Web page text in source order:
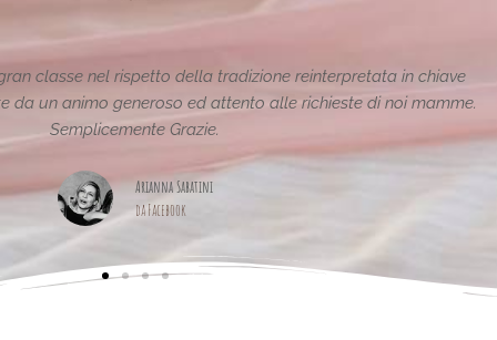
e uniche..raffinate eleganti....complimenti per la vostra
pagina,piena di idee!grazie
Maria Teresa Masela
da Facebook